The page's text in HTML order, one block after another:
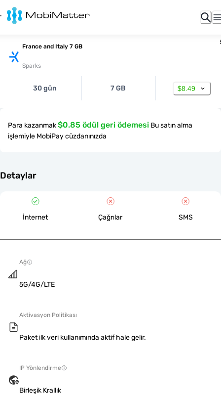
France and Italy 7 GB
Sparks
30 gün 7 GB $8.49
Para kazanmak$0.85 ödül geri ödemesi Bu satın alma
işlemiyle MobiPay cüzdanınızda
Detaylar
İnternet Çağrılar SMS
Ağ
5G/4G/LTE
Aktivasyon Politikası
Paket ilk veri kullanımında aktif hale gelir.
IP Yönlendirme
Birleşik Krallık